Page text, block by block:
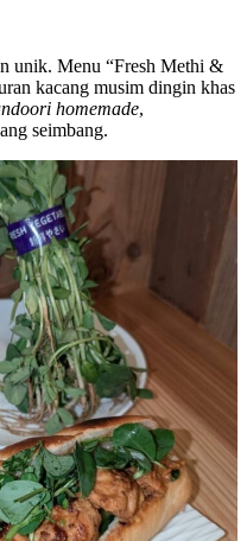
unik. Menu “Fresh Methi &
kacang musim dingin khas
homemade,
seimbang.